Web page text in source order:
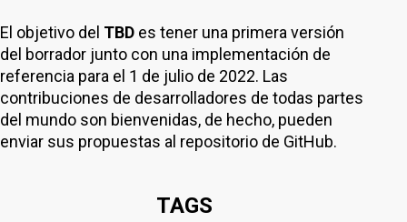
El objetivo del TBD es tener una primera versión
del borrador junto con una implementación de
referencia para el 1 de julio de 2022. Las
contribuciones de desarrolladores de todas partes
del mundo son bienvenidas, de hecho, pueden
enviar sus propuestas al repositorio de GitHub.
TAGS